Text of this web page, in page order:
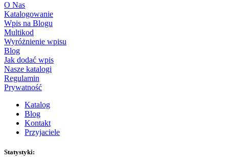
O Nas
Katalogowanie
Wpis na Blogu
Multikod
Wyróżnienie wpisu
Blog
Jak dodać wpis
Nasze katalogi
Regulamin
Prywatność
Katalog
Blog
Kontakt
Przyjaciele
Statystyki: